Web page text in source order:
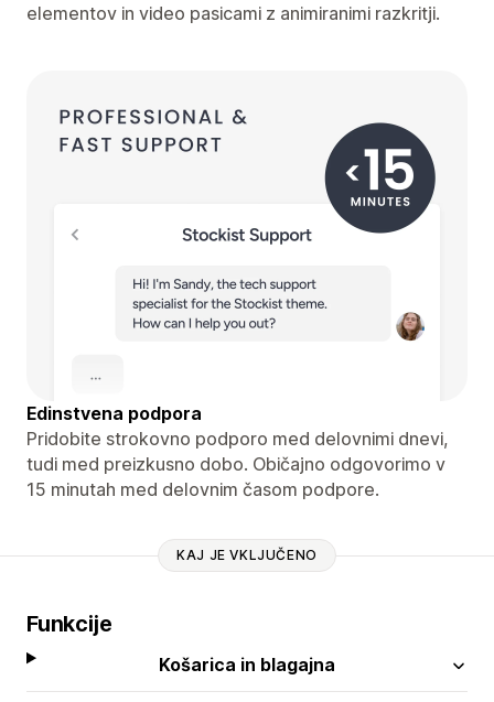
elementov in video pasicami z animiranimi razkritji.
Edinstvena podpora
Pridobite strokovno podporo med delovnimi dnevi,
tudi med preizkusno dobo. Običajno odgovorimo v
15 minutah med delovnim časom podpore.
KAJ JE VKLJUČENO
Funkcije
Košarica in blagajna